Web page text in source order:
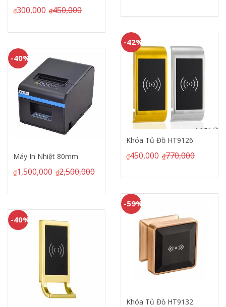
₫300,000 ₫450,000
-40%
Máy In Nhiệt 80mm
₫1,500,000 ₫2,500,000
-40%
-42%
Khóa Tủ Đồ HT9126
₫450,000 ₫770,000
-59%
Khóa Tủ Đồ HT9132